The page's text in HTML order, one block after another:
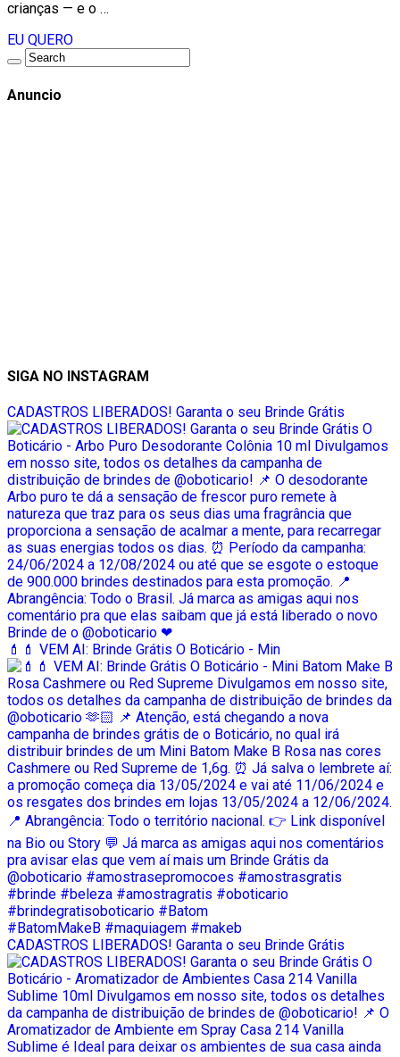
crianças — e o …
EU QUERO
Anuncio
SIGA NO INSTAGRAM
CADASTROS LIBERADOS! Garanta o seu Brinde Grátis
💄💄 VEM AI: Brinde Grátis O Boticário - Min
CADASTROS LIBERADOS! Garanta o seu Brinde Grátis